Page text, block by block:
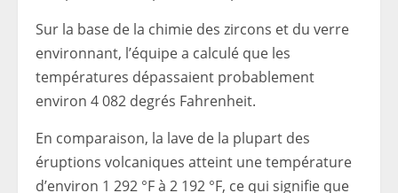
Sur la base de la chimie des zircons et du verre
environnant, l’équipe a calculé que les
températures dépassaient probablement
environ 4 082 degrés Fahrenheit.
En comparaison, la lave de la plupart des
éruptions volcaniques atteint une température
d’environ 1 292 °F à 2 192 °F, ce qui signifie que